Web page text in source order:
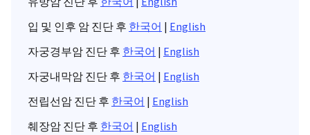
입 및 인후 암 진단 후 한국어 | English
자궁경부암 진단 후 한국어 | English
자궁내막암 진단 후 한국어 | English
전립선암 진단 후 한국어 | English
췌장암 진단 후 한국어 | English